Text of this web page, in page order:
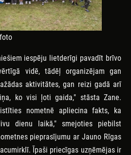
iespēju lietderīgi pavadīt brīvo
vidē, tādēļ organizējam gan
aktivitātes, gan reizi gadā arī
ko visi ļoti gaida," stāsta Zane.
nometnē apliecina fakts, ka
dienu laikā," smejoties piebilst
pieprasījumu ar Jauno Rīgas
Īpaši priecīgas uzņēmējas ir